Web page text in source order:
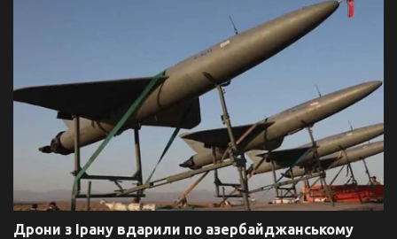
Дрони з Ірану вдарили по азербайджанському